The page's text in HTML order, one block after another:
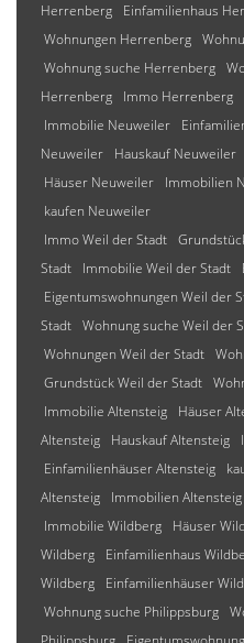
Herrenberg
Einfamilienhaus
Wohnungen Herrenberg
Wohnung suche Herrenberg
Herrenberg
Immo Herrenberg
Immobilie Neuweiler
Neuweiler
Hauskauf Neuweiler
Häuser Neuweiler
Immobilien
kaufen Neuweiler
Immo Weil der Stadt
Stadt
Immobilie Weil der Stadt
Eigentumswohnungen Weil der
Stadt Wohnung suche Weil der
Wohnungen Weil der Stadt
Grundstück Weil der Stadt
Immobilie Altensteig
Häuser
Altensteig
Hauskauf Altensteig
Einfamilienhäuser Altensteig
Altensteig
Immobilien Altensteig
Immobilie Wildberg
Häuser
Wildberg
Einfamilienhaus
Wildberg
Einfamilienhäuser
Wohnung suche Philippsburg